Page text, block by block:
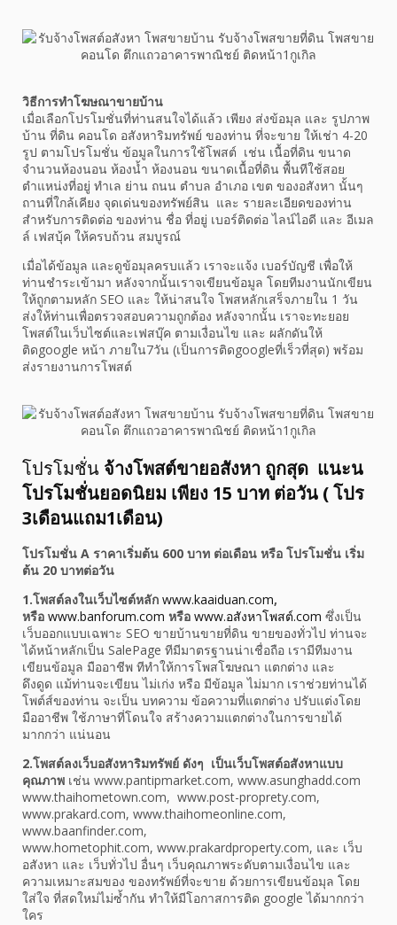
วิธีการทำโฆษณาขายบ้าน
เมื่อเลือกโปรโมชั่นที่ท่านสนใจได้แล้ว เพียง ส่งข้อมุล และ รูปภาพ
บ้าน ที่ดิน คอนโด อสังหาริมทรัพย์ ของท่าน ที่จะขาย ให้เช่า 4-20
รูป ตามโปรโมชั่น ข้อมูลในการใช้โพสต์ เช่น เนื้อที่ดิน ขนาด
จำนวนห้องนอน ห้องน้ำ ห้องนอน ขนาดเนื้อที่ดิน พื้นทีใช้สอย
ตำแหน่งที่อยู่ ทำเล ย่าน ถนน ตำบล อำเภอ เขต ของอสังหา นั้นๆ
ถานที่ใกล้เคียง จุดเด่นของทรัพย์สิน และ รายละเอียดของท่าน
สำหรับการติดต่อ ของท่าน ชื่อ ที่อยู่ เบอร์ติดต่อ ไลน์ไอดี และ อีเมล
ล์ เฟสบุ้ค ให้ครบถ้วน สมบูรณ์
เมื่อได้ข้อมูล และดูข้อมุลครบแล้ว เราจะแจ้ง เบอร์บัญชี เพื่อให้
ท่านชำระเข้ามา หลังจากนั้นเราจเขียนข้อมูล โดยทีมงานนักเขียน
ให้ถูกตามหลัก SEO และ ให้น่าสนใจ โพสหลักเสร็จภายใน 1 วัน
ส่งให้ท่านเพื่อตรวจสอบความถูกต้อง หลังจากนั้น เราจะทะยอย
โพสต์ในเว็บไซต์และเฟสบุ๊ค ตามเงื่อนไข และ ผลักดันให้
ติดgoogle หน้า ภายใน7วัน (เป็นการติดgoogleที่เร็วที่สุด) พร้อม
ส่งรายงานการโพสต์
โปรโมชั่น จ้างโพสต์ขายอสังหา ถูกสุด แนะน
โปรโมชั่นยอดนิยม เพียง 15 บาท ต่อวัน ( โปร
3เดือนแถม1เดือน)
โปรโมชั่น A ราคาเริ่มต้น 600 บาท ต่อเดือน หรือ โปรโมชั่น เริ่ม
ต้น 20 บาทต่อวัน
1.โพสต์ลงในเว็บไซต์หลัก www.kaaiduan.com,
หรือ www.banforum.com หรือ www.อสังหาโพสต์.com ซึ่งเป็น
เว็บออกแบบเฉพาะ SEO ขายบ้านขายที่ดิน ขายของทั่วไป ท่านจะ
ได้หน้าหลักเป็น SalePage ทีมีมาตรฐานน่าเชื่อถือ เรามีทีมงาน
เขียนข้อมูล มืออาชีพ ทีทำให้การโพสโฆษณา แตกต่าง และ
ดึงดูด แม้ท่านจะเขียน ไม่เก่ง หรือ มีข้อมูล ไม่มาก เราช่วยท่านได้
โพต์ส์ของท่าน จะเป็น บทความ ข้อความที่แตกต่าง ปรับแต่งโดย
มืออาชีพ ใช้ภาษาที่โดนใจ สร้างความแตกต่างในการขายได้
มากกว่า แน่นอน
2.โพสต์ลงเว็บอสังหาริมทรัพย์ ดังๆ เป็นเว็บโพสต์อสังหาแบบ
คุณภาพ เช่น www.pantipmarket.com, www.asunghadd.com
www.thaihometown.com, www.post-proprety.com,
www.prakard.com, www.thaihomeonline.com,
www.baanfinder.com,
www.hometophit.com, www.prakardproperty.com, และ เว็บ
อสังหา และ เว็บทั่วไป อื่นๆ เว็บคุณภาพระดับตามเงื่อนไข และ
ความเหมาะสมของ ของทรัพย์ที่จะขาย ด้วยการเขียนข้อมุล โดย
ใส่ใจ ที่สดใหม่ไม่ซ้ำกัน ทำให้มีโอกาสการติด google ได้มากกว่า
ใคร